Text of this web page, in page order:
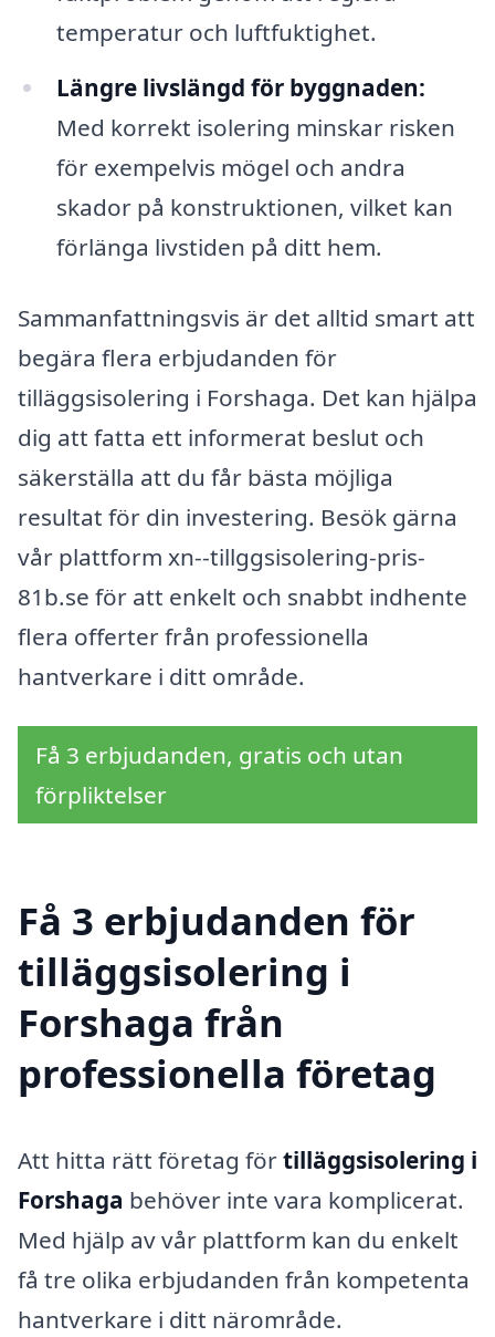
temperatur och luftfuktighet.
Längre livslängd för byggnaden:
Med korrekt isolering minskar risken
för exempelvis mögel och andra
skador på konstruktionen, vilket kan
förlänga livstiden på ditt hem.
Sammanfattningsvis är det alltid smart att
begära flera erbjudanden för
tilläggsisolering i Forshaga. Det kan hjälpa
dig att fatta ett informerat beslut och
säkerställa att du får bästa möjliga
resultat för din investering. Besök gärna
vår plattform xn--tillggsisolering-pris-
81b.se för att enkelt och snabbt indhente
flera offerter från professionella
hantverkare i ditt område.
Få 3 erbjudanden, gratis och utan
förpliktelser
Få 3 erbjudanden för
tilläggsisolering i
Forshaga från
professionella företag
Att hitta rätt företag förtilläggsisolering i
Forshaga behöver inte vara komplicerat.
Med hjälp av vår plattform kan du enkelt
få tre olika erbjudanden från kompetenta
hantverkare i ditt närområde.